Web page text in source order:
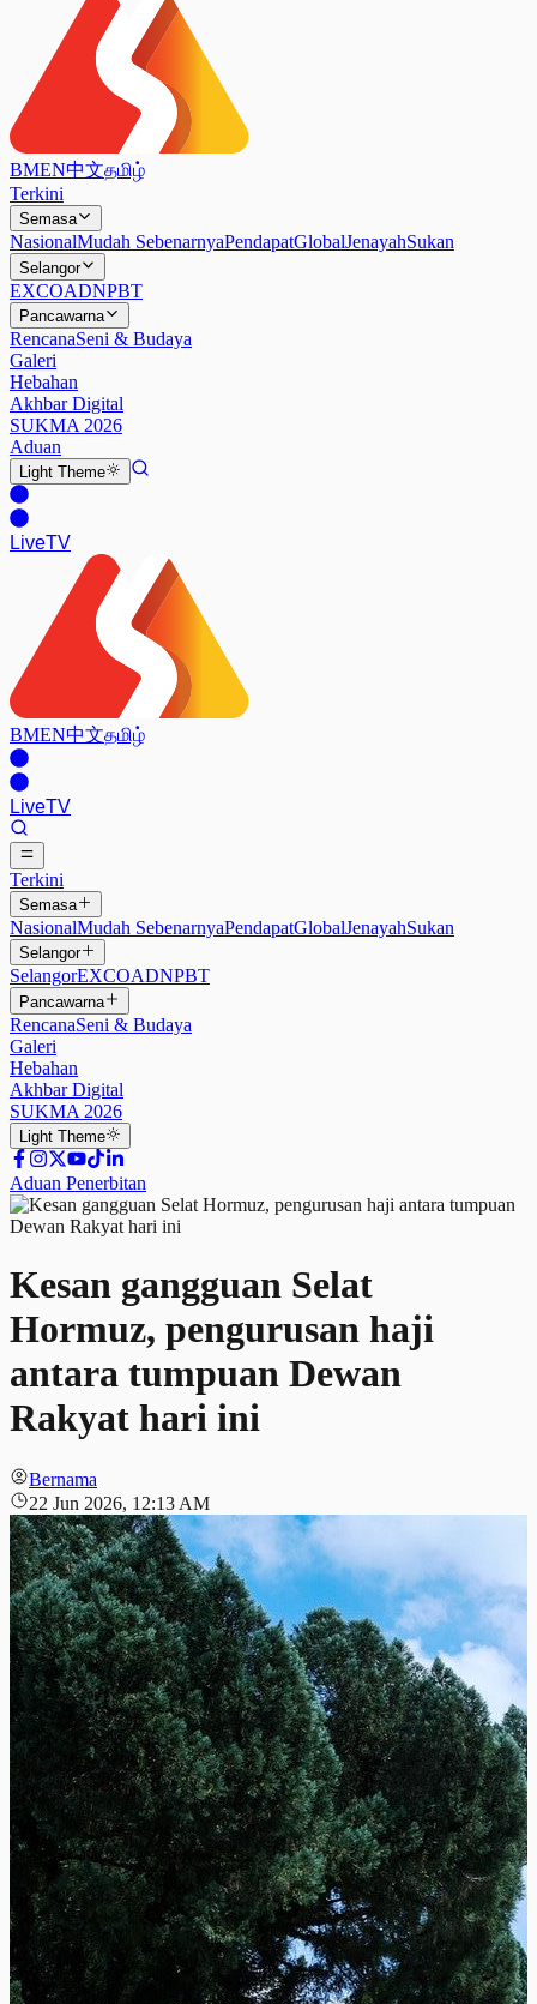
BMEN中文தமிழ்
Terkini
Semasa
NasionalMudah SebenarnyaPendapatGlobalJenayahSukan
Selangor
EXCOADNPBT
Pancawarna
RencanaSeni & Budaya
Galeri
Hebahan
Akhbar Digital
SUKMA 2026
Aduan
Light Theme
LiveTV
BMEN中文தமிழ்
LiveTV
Terkini
Semasa
NasionalMudah SebenarnyaPendapatGlobalJenayahSukan
Selangor
SelangorEXCOADNPBT
Pancawarna
RencanaSeni & Budaya
Galeri
Hebahan
Akhbar Digital
SUKMA 2026
Light Theme
Aduan Penerbitan
Kesan gangguan Selat
Hormuz, pengurusan haji
antara tumpuan Dewan
Rakyat hari ini
Bernama
22 Jun 2026, 12:13 AM